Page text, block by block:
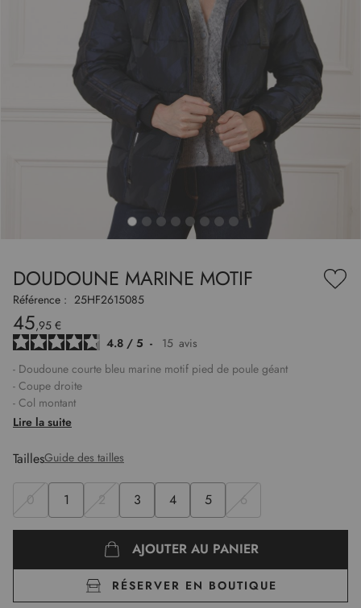
DOUDOUNE MARINE MOTIF
à
Référence : 25HF2615085
45,95 €
4.8 / 5 - 15 avis
- Doudoune courte bleu marine motif pied de poule géant
- Coupe droite
- Col montant
- Fermeture par zip sur le milieu devant
- Manches longues avec poignet en bord-côte
- Patch CL sur la manche
- Julie mesure 1,78m et porte une taille 1
Longueur :66 cm pour la première taille.
Lire la suite
TaillesGuide des tailles
0 1 2 3 4 5 6
AJOUTER AU PANIER
RÉSERVER EN BOUTIQUE